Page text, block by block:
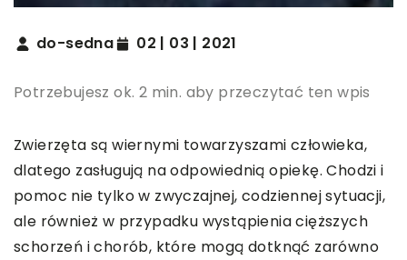
do-sedna 02 | 03 | 2021
Potrzebujesz ok. 2 min. aby przeczytać ten wpis
Zwierzęta są wiernymi towarzyszami człowieka,
dlatego zasługują na odpowiednią opiekę. Chodzi i
pomoc nie tylko w zwyczajnej, codziennej sytuacji,
ale również w przypadku wystąpienia cięższych
schorzeń i chorób, które mogą dotknąć zarówno